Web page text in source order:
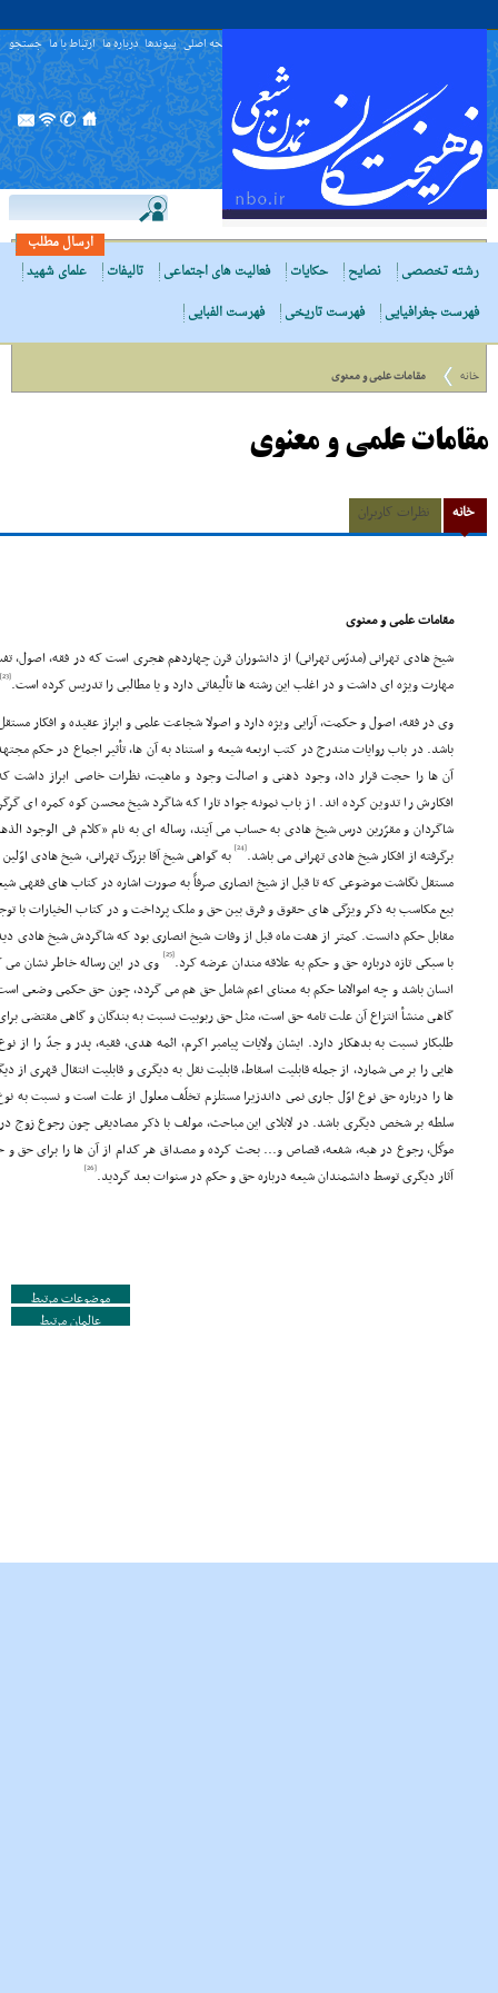
صفحه اصلی پیوندها درباره ما ارتباط با ما جستجو
ارسال مطلب
رشته تخصصی
نصایح حکایات فعالیت های اجتماعی تالیفات
علمای شهید
فهرست جغرافیایی
فهرست تاریخی فهرست الفبایی
خانه مقامات علمى و معنوى
مقامات علمى و معنوى
خانه نظرات کاربران
مقامات علمى و معنوى
شیخ هادى تهرانى (مدرّس تهرانى) از دانشوران قرن چهاردهم هجرى است که در فقه، اصول،
مهارت ویژه اى داشت و در اغلب این رشته ها تألیفاتى دارد و یا مطالبى را تدریس کرده است.[23]
وى در فقه، اصول و حکمت، آرایى ویژه دارد و اصولا شجاعت علمى و ابراز عقیده و افکار
باشد. در باب روایات مندرج در کتب اربعه شیعه و استناد به آن ها، تأثیر اجماع در حکم
آن ها را حجت قرار داد، وجود ذهنى و اصالت وجود و ماهیت، نظرات خاصى ابراز داشت
افکارش را تدوین کرده اند. از باب نمونه جواد تارا که شاگرد شیخ محسن کوه کمره اى
شاگردان و مقرّرین درس شیخ هادى به حساب مى آیند، رساله اى به نام «کلام فى الوجود
برگرفته از افکار شیخ هادى تهرانى مى باشد.[24]
به گواهى شیخ آقا بزرگ تهرانى، شیخ هادى
مستقل نگاشت موضوعى که تا قبل از شیخ انصارى صرفاً به صورت اشاره در کتاب هاى فقهى
بیع مکاسب به ذکر ویژگى هاى حقوق و فرق بین حق و ملک پرداخت و در کتاب الخیارات با
مقابل حکم دانست. کمتر از هفت ماه قبل از وفات شیخ انصارى بود که شاگردش شیخ هادى
با سبکى تازه درباره حق و حکم به علاقه مندان عرضه کرد.[25]
وى در این رساله خاطر نشان
انسان باشد و چه اموالاما حکم به معناى اعم شامل حق هم مى گردد، چون حق حکمى وضعى
گاهى منشأ انتزاع آن علت تامه حق است، مثل حق ربوبیت نسبت به بندگان و گاهى مقتضى
طلبکار نسبت به بدهکار دارد. ایشان ولایات پیامبر اکرم، ائمه هدى، فقیه، پدر و جدّ را
هایى را بر مى شمارد، از جمله قابلیت اسقاط، قابلیت نقل به دیگرى و قابلیت انتقال قهرى از
ها را درباره حق نوع اوّل جارى نمى داندزیرا مستلزم تخلّف معلول از علت است و نسبت
سلطه بر شخص دیگرى باشد. در لابلاى این مباحث، مولف با ذکر مصادیقى چون رجوع زوج
موکّل، رجوع در هبه، شفعه، قصاص و... بحث کرده و مصداق هر کدام از آن ها را براى حق و
آثار دیگرى توسط دانشمندان شیعه درباره حق و حکم در سنوات بعد گردید.[26]
موضوعات مرتبط
عالمان مرتبط